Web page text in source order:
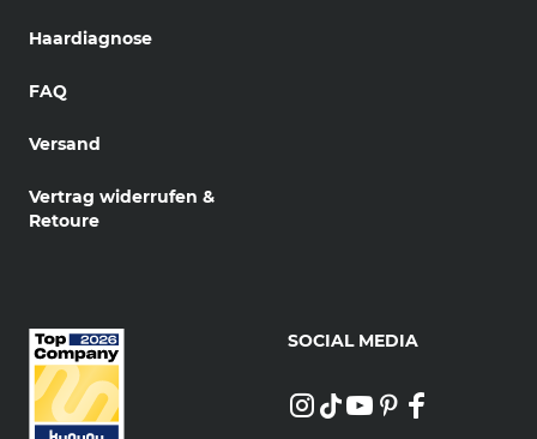
Haardiagnose
FAQ
Versand
Vertrag widerrufen &
Retoure
SOCIAL MEDIA